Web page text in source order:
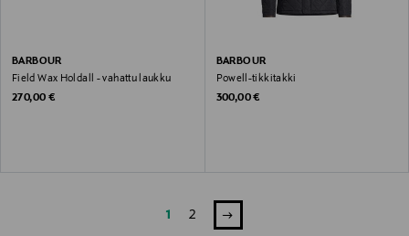
BARBOUR
Field Wax Holdall - vahattu laukku
Original Price
270,00 €
BARBOUR
Powell-tikkitakki
Original Price
300,00 €
1 2